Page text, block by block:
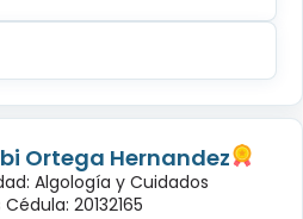
Ortega Hernandez
Algología y Cuidados
20132165